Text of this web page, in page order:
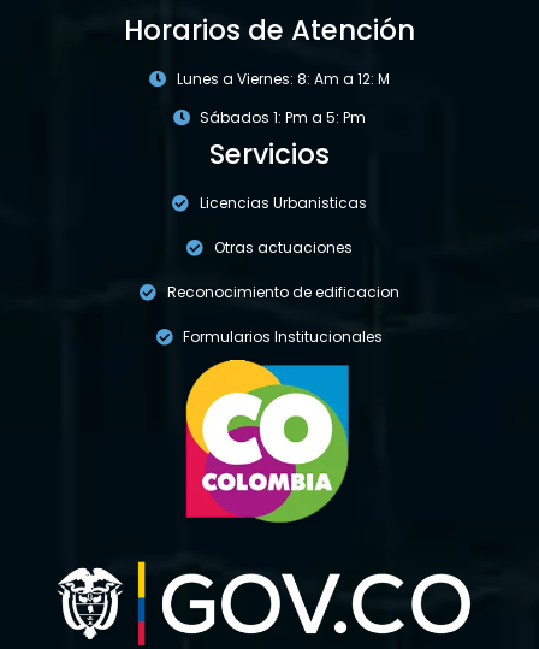
Horarios de Atención
Lunes a Viernes: 8: Am a 12: M
Sábados 1: Pm a 5: Pm
Servicios
Licencias Urbanisticas
Otras actuaciones
Reconocimiento de edificacion
Formularios Institucionales